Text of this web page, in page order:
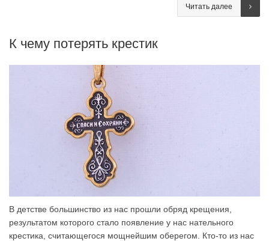
Читать далее
К чему потерять крестик
В детстве большинство из нас прошли обряд крещения,
результатом которого стало появление у нас нательного
крестика, считающегося мощнейшим оберегом. Кто-то из нас